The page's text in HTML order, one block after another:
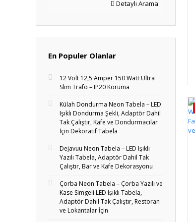
Detaylı Arama
En Populer Olanlar
12 Volt 12,5 Amper 150 Watt Ultra
Slim Trafo – IP20 Koruma
Külah Dondurma Neon Tabela – LED
Işıklı Dondurma Şekli, Adaptör Dahil
Tak Çalıştır, Kafe ve Dondurmacılar
İçin Dekoratif Tabela
Dejavuu Neon Tabela – LED Işıklı
Yazılı Tabela, Adaptör Dahil Tak
Çalıştır, Bar ve Kafe Dekorasyonu
Çorba Neon Tabela – Çorba Yazılı ve
Kase Simgeli LED Işıklı Tabela,
Adaptör Dahil Tak Çalıştır, Restoran
ve Lokantalar İçin